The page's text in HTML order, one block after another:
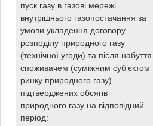
пуск газу в газові мережі
внутрішнього газопостачання за
умови укладення договору
розподілу природного газу
(технічної угоди) та після набуття
споживачем (суміжним суб’єктом
ринку природного газу)
підтверджених обсягів
природного газу на відповідний
період: